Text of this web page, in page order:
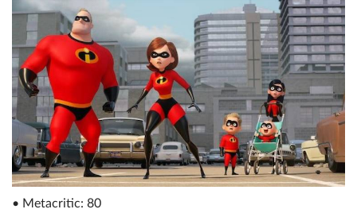
• Metacritic: 80